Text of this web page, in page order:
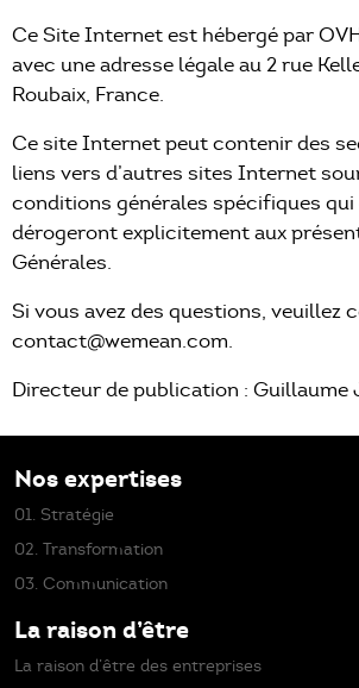
Ce Site Internet est hébergé par
avec une adresse légale au 2 rue
Roubaix, France.
Ce site Internet peut contenir des
liens vers d’autres sites Internet
conditions générales spécifiques
dérogeront explicitement aux
Générales.
Si vous avez des questions, veuillez
contact@wemean.com.
Directeur de publication : Guillaume
Nos expertises
01. Stratégie
02. Transformation
03. Communication
La raison d’être
La raison d’être des entreprises